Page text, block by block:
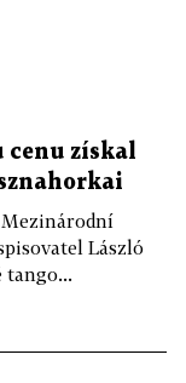
cenu získal
Mezinárodní
László
tango...